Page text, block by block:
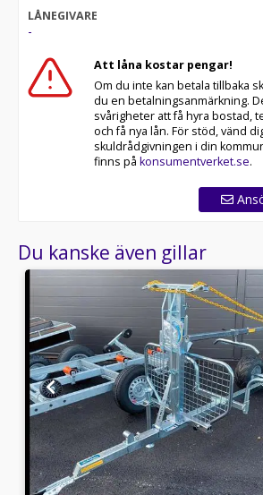
LÅNEGIVARE
-
Att låna kostar pengar!
Om du inte kan betala tillbaka
du en betalningsanmärkning.
svårigheter att få hyra bostad,
och få nya lån. För stöd, vänd
skuldrådgivningen i din
finns på konsumentverket.se.
Du kanske även gillar
1